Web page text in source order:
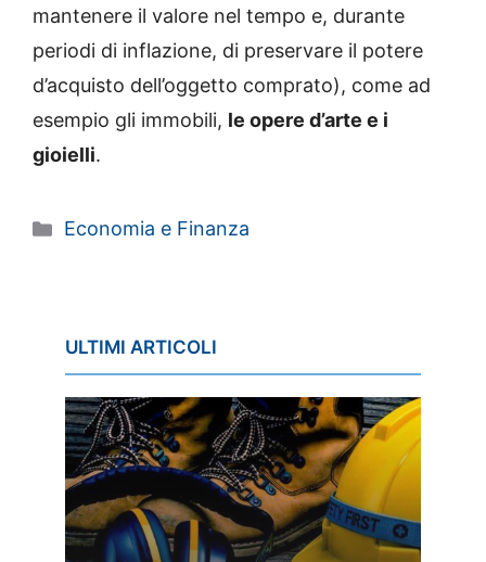
mantenere il valore nel tempo e, durante
periodi di inflazione, di preservare il potere
d’acquisto dell’oggetto comprato), come ad
esempio gli immobili, le opere d’arte e i
gioielli.
Categorie
Economia e Finanza
ULTIMI ARTICOLI